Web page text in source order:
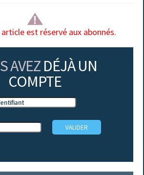
article est réservé aux abonnés.
AVEZ DÉJÀ UN
COMPTE